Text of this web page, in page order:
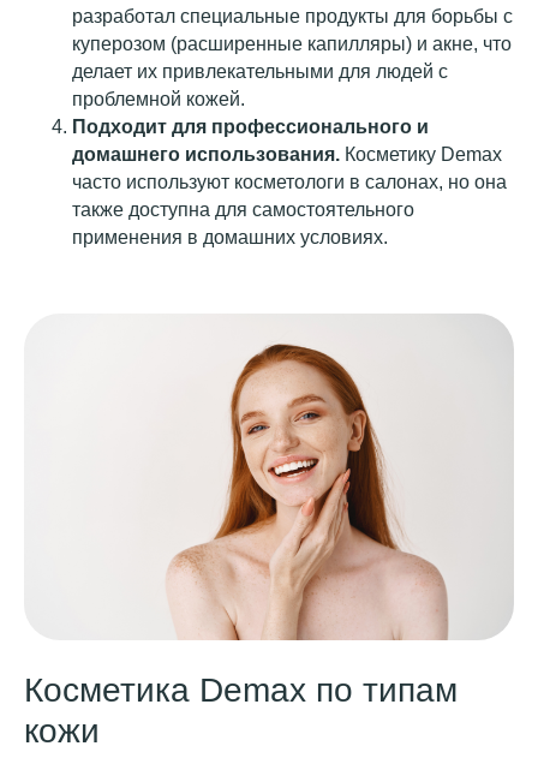
разработал специальные продукты для борьбы с
куперозом (расширенные капилляры) и акне, что
делает их привлекательными для людей с
проблемной кожей.
Подходит для профессионального и
домашнего использования. Косметику Demax
часто используют косметологи в салонах, но она
также доступна для самостоятельного
применения в домашних условиях.
Косметика Demax по типам
кожи